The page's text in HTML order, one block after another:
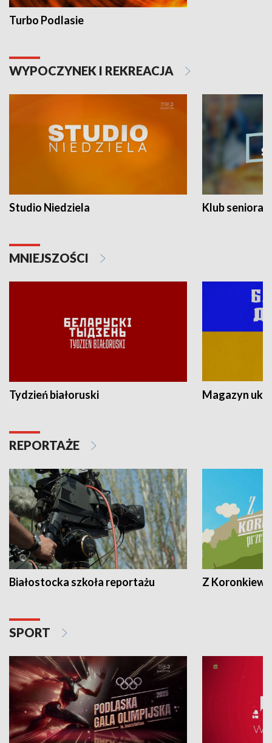
Turbo Podlasie
WYPOCZYNEK I REKREACJA
Studio Niedziela Klub seniora
MNIEJSZOŚCI
Tydzień białoruski Magazyn
REPORTAŻE
Białostocka szkoła reportażu Z
SPORT